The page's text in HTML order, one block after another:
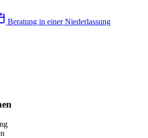
Beratung in einer Niederlassung